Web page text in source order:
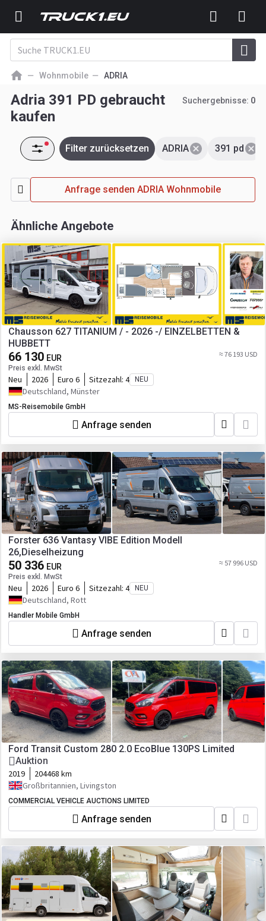
Wohnmobile ADRIA
Adria 391 PD gebraucht
kaufen
Suchergebnisse: 0
391 pd
ADRIA
Filter zurücksetzen
Anfrage senden ADRIA Wohnmobile
Ähnliche Angebote
Chausson 627 TITANIUM / - 2026 -/ EINZELBETTEN &
HUBBETT
66 130 EUR
Preis exkl. MwSt
≈ 76 193 USD
Neu 2026 Euro 6 Sitzezahl: 4 NEU
Deutschland, Münster
MS-Reisemobile GmbH
Anfrage senden
Forster 636 Vantasy VIBE Edition Modell
26,Dieselheizung
50 336 EUR
Preis exkl. MwSt
≈ 57 996 USD
Neu 2026 Euro 6 Sitzezahl: 4 NEU
Deutschland, Rott
Handler Mobile GmbH
Anfrage senden
Ford Transit Custom 280 2.0 EcoBlue 130PS Limited
Auktion
2019
204468 km
Großbritannien, Livingston
COMMERCIAL VEHICLE AUCTIONS LIMITED
Anfrage senden